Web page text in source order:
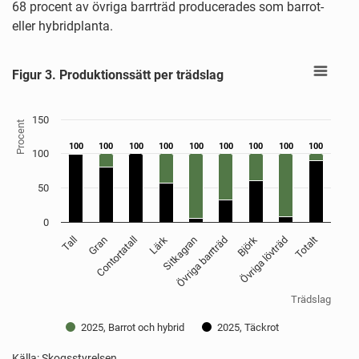
68 procent av övriga barrträd producerades som barrot-
eller hybridplanta.
Bar chart with 2 data series.
The chart has 1 X axis displaying Trädslag.
The chart has 1 Y axis displaying Procent. Data ranges from 5
Trädslag
Procent
Figur 3. Produktionssätt per trädslag
100
100 100
100 100
100 100
100 100
100 100
100 100
100 100
100 100
100
2025, Barrot och hybrid 2025, Täckrot
Tall Gran
Contortatall LärkSitkagran
Övriga barrträd Björk
Övriga lövträd Totalt
0
50
100
150